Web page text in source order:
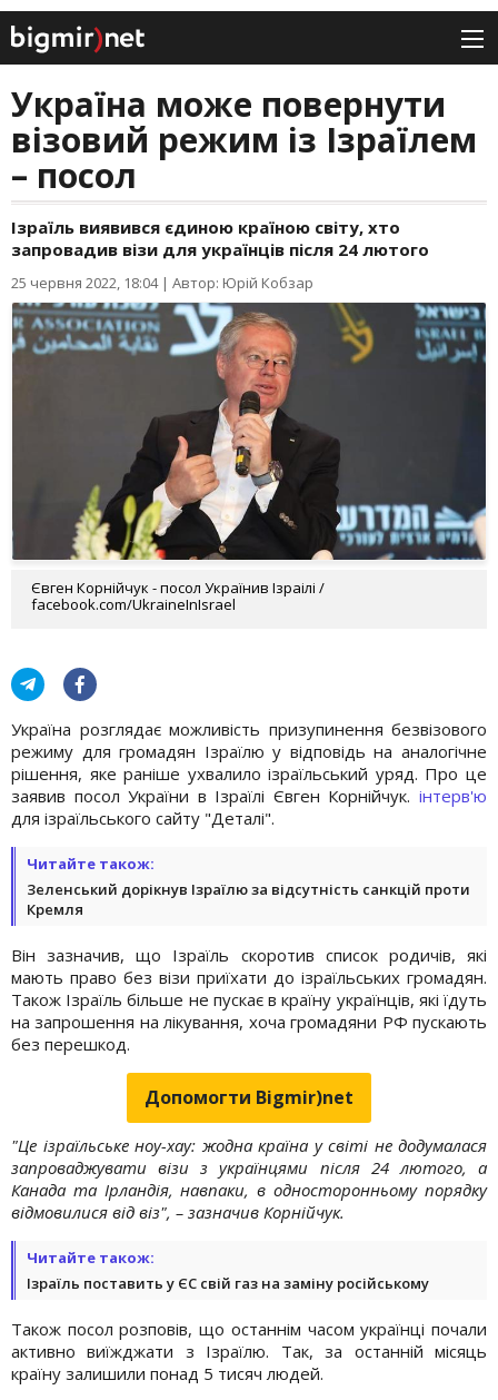
Україна може повернути
візовий режим із Ізраїлем
– посол
Ізраїль виявився єдиною країною світу, хто
запровадив візи для українців після 24 лютого
25 червня 2022, 18:04| Автор: Юрій Кобзар
Євген Корнійчук - посол Українив Ізраілі /
facebook.com/UkraineInIsrael
Україна розглядає можливість призупинення безвізового
режиму для громадян Ізраїлю у відповідь на аналогічне
рішення, яке раніше ухвалило ізраїльський уряд. Про це
заявив посол України в Ізраїлі Євген Корнійчук. інтерв'ю
для ізраїльського сайту "Деталі".
Читайте також:
Зеленський дорікнув Ізраїлю за відсутність санкцій проти
Кремля
Він зазначив, що Ізраїль скоротив список родичів, які
мають право без візи приїхати до ізраїльських громадян.
Також Ізраїль більше не пускає в країну українців, які їдуть
на запрошення на лікування, хоча громадяни РФ пускають
без перешкод.
Допомогти Bigmir)net
"Це ізраїльське ноу-хау: жодна країна у світі не додумалася
запроваджувати візи з українцями після 24 лютого, а
Канада та Ірландія, навпаки, в односторонньому порядку
відмовилися від віз", – зазначив Корнійчук.
Читайте також:
Ізраїль поставить у ЄС свій газ на заміну російському
Також посол розповів, що останнім часом українці почали
активно виїжджати з Ізраїлю. Так, за останній місяць
країну залишили понад 5 тисяч людей.